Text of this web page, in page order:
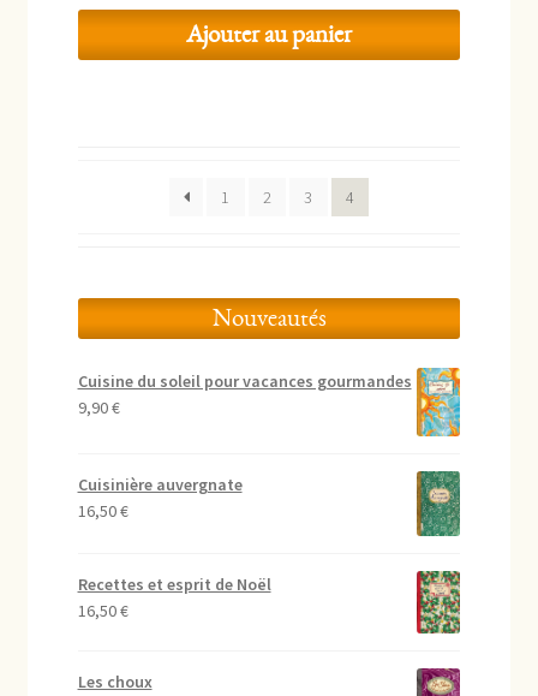
Ajouter au panier
1 2 3 4
Nouveautés
Cuisine du soleil pour vacances gourmandes
9,90€
Cuisinière auvergnate
16,50€
Recettes et esprit de Noël
16,50€
Les choux